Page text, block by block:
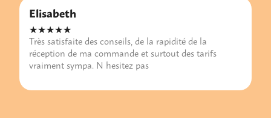
Elisabeth
★★★★★
Très satisfaite des conseils, de la rapidité de la
réception de ma commande et surtout des tarifs
vraiment sympa. N hesitez pas